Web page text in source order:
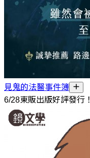
見鬼的法醫事件簿
6/28東販出版好評發行！